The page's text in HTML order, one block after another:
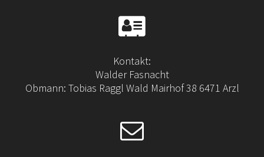
Kontakt:
Walder Fasnacht
Obmann: Tobias Raggl Wald Mairhof 38 6471 Arzl